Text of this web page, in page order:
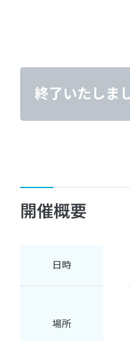
終了いたしま
開催概要
日時
場所